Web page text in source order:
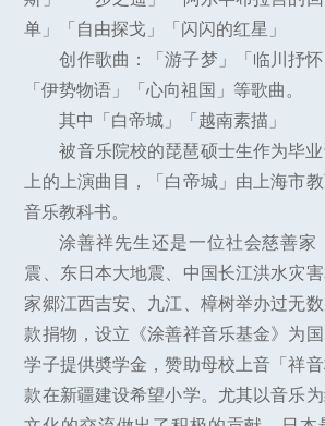
单」「自由探戈」「闪闪的红星」
创作歌曲：「游子梦」「临川抒怀
「伊势物语」「心向祖国」等歌曲。
其中「白帝城」「越南素描」
被音乐院校的琵琶硕士生作为毕
上的上演曲目，「白帝城」由上海市
音乐教科书。
涂善祥先生还是一位社会慈善家
震、东日本大地震、中国长江洪水灾
家郷江西吉安、九江、樟树举办过无
款捐物，设立《涂善祥音乐基金》为
学子提供奬学金，赞助母校上音「祥
款在新疆建设希望小学。尤其以音乐